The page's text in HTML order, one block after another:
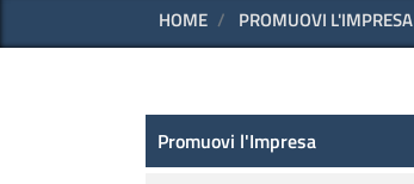
HOME PROMUOVI L'IMPRESA
Promuovi l'impresa
Promuovi l'Impresa